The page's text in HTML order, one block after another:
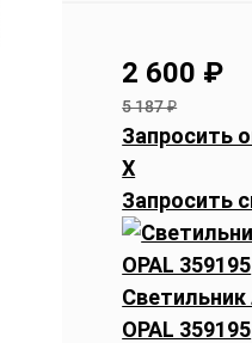
2 600 ₽
5 187₽
Запросить
X
Запросить
OPAL 359195